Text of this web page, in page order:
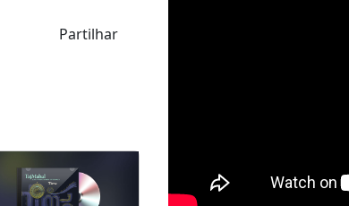
Partilhar